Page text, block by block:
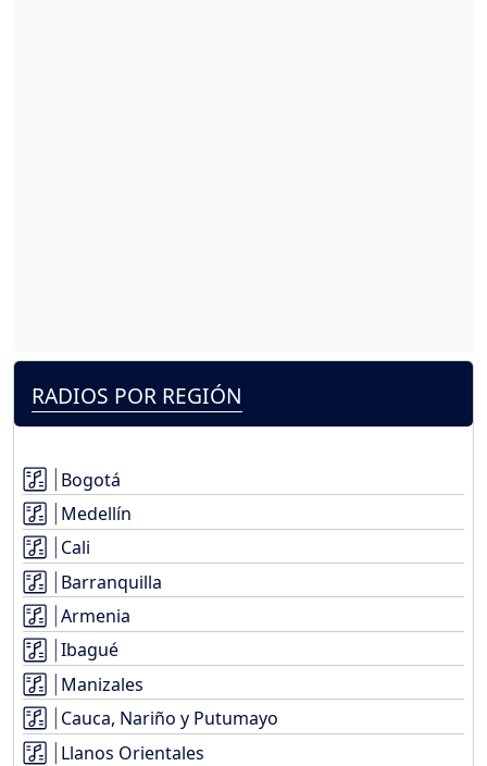
RADIOS POR REGIÓN
Bogotá
Medellín
Cali
Barranquilla
Armenia
Ibagué
Manizales
Cauca, Nariño y Putumayo
Llanos Orientales